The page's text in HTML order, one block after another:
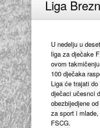
Liga
U nedelju u
liga za dječake
ovom
100 dječaka
Liga će trajati
dječaci učesnci
obezbijedjene
za sport i
FSCG.